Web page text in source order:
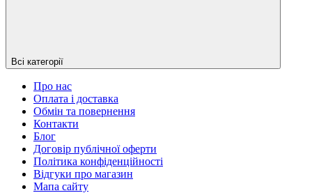
Всі категорії
Про нас
Оплата і доставка
Обмін та повернення
Контакти
Блог
Договір публічної оферти
Політика конфіденційності
Відгуки про магазин
Мапа сайту